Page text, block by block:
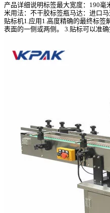
产品详细说明标签最大宽度：190
米用法：不干胶标签瓶马达：进口
贴标机1.应用1.高度精确的最终标签
表面的一侧或两侧。 3.贴标可以准确